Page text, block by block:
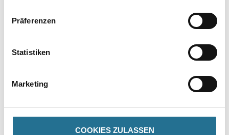
Präferenzen
Statistiken
Marketing
COOKIES ZULASSEN
PRODUKTEIGENSCHAFTEN